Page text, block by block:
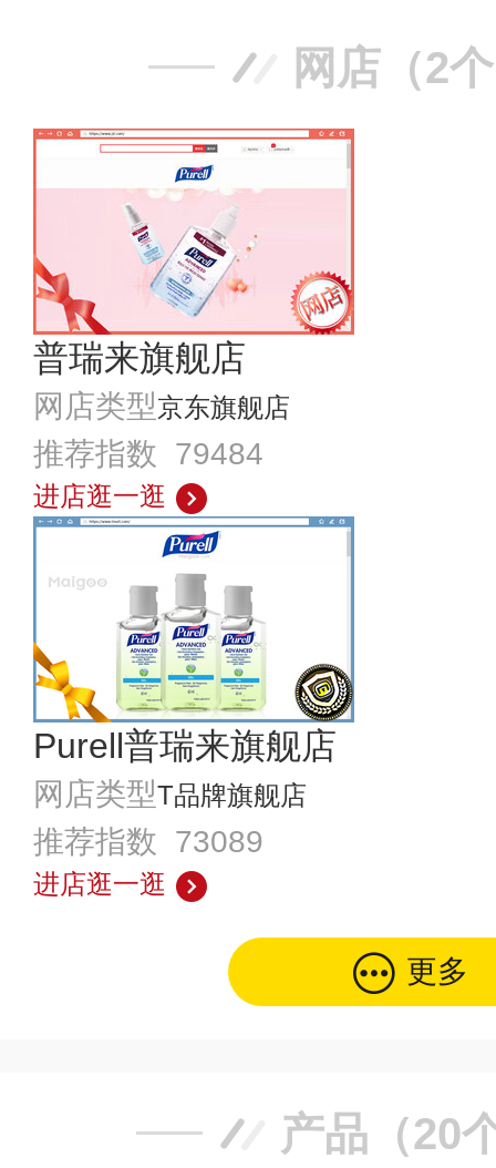
网店（2
普瑞来旗舰店
网店类型京东旗舰店
推荐指数 79484
进店逛一逛
Purell普瑞来旗舰店
网店类型T品牌旗舰店
推荐指数 73089
进店逛一逛
更多
产品（20